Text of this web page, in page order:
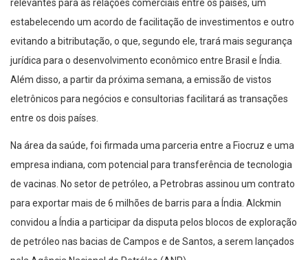
relevantes para as relações comerciais entre os países, um
estabelecendo um acordo de facilitação de investimentos e outro
evitando a bitributação, o que, segundo ele, trará mais segurança
jurídica para o desenvolvimento econômico entre Brasil e Índia.
Além disso, a partir da próxima semana, a emissão de vistos
eletrônicos para negócios e consultorias facilitará as transações
entre os dois países.
Na área da saúde, foi firmada uma parceria entre a Fiocruz e uma
empresa indiana, com potencial para transferência de tecnologia
de vacinas. No setor de petróleo, a Petrobras assinou um contrato
para exportar mais de 6 milhões de barris para a Índia. Alckmin
convidou a Índia a participar da disputa pelos blocos de exploração
de petróleo nas bacias de Campos e de Santos, a serem lançados